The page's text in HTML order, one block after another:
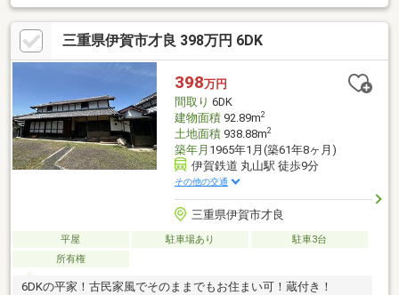
三重県伊賀市才良 398万円 6DK
398万円
間取り 6DK
建物面積92.89m2
土地面積938.88m2
築年月 1965年1月(築61年8ヶ月)
伊賀鉄道 丸山駅 徒歩9分
その他の交通
三重県伊賀市才良
平屋 駐車場あり
駐車3台
所有権
6DKの平家！古民家風でそのままでもお住まい可！蔵付き！